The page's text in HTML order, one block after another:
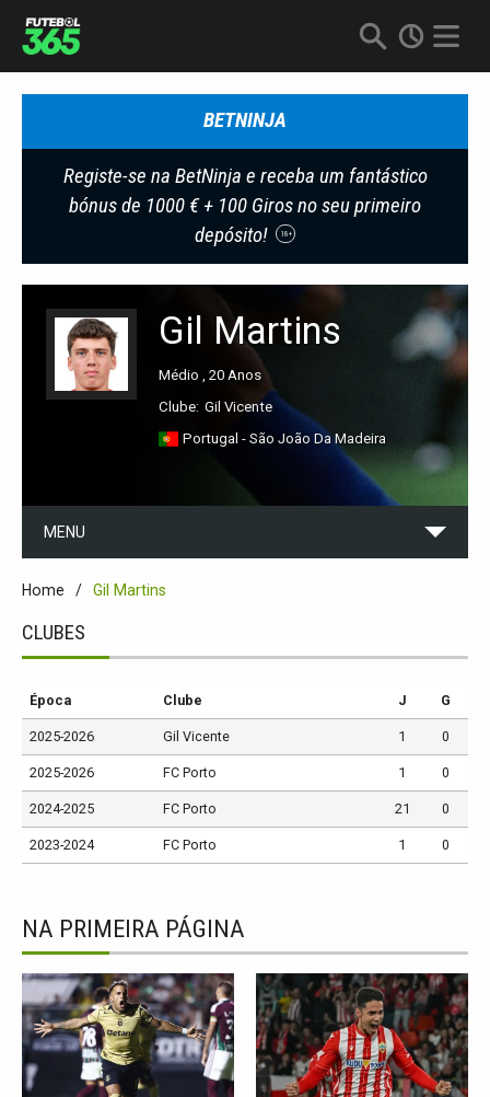
BETNINJA
Registe-se na BetNinja e receba um fantástico
bónus de 1000 € + 100 Giros no seu primeiro
depósito!
18+
Gil Martins
Médio , 20 Anos
Clube: Gil Vicente
Portugal - São João Da Madeira
MENU
Home Gil Martins
CLUBES
Época Clube J G
2025-2026 Gil Vicente 1 0
2025-2026 FC Porto 1 0
2024-2025 FC Porto 21 0
2023-2024 FC Porto 1 0
NA PRIMEIRA PÁGINA